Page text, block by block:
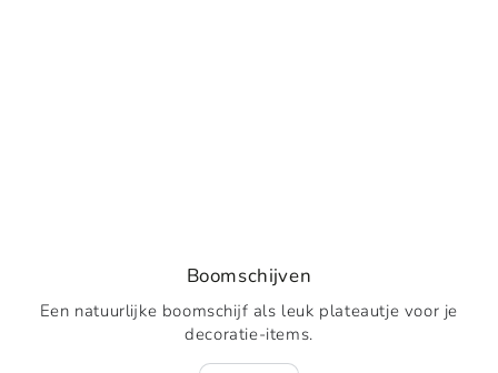
Boomschijven
Een natuurlijke boomschijf als leuk plateautje voor je
decoratie-items.